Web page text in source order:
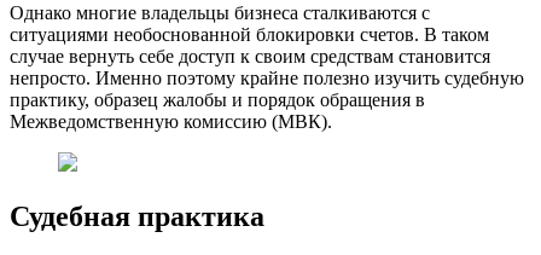
Однако многие владельцы бизнеса сталкиваются с
ситуациями необоснованной блокировки счетов. В таком
случае вернуть себе доступ к своим средствам становится
непросто. Именно поэтому крайне полезно изучить судебную
практику, образец жалобы и порядок обращения в
Межведомственную комиссию (МВК).
Судебная практика